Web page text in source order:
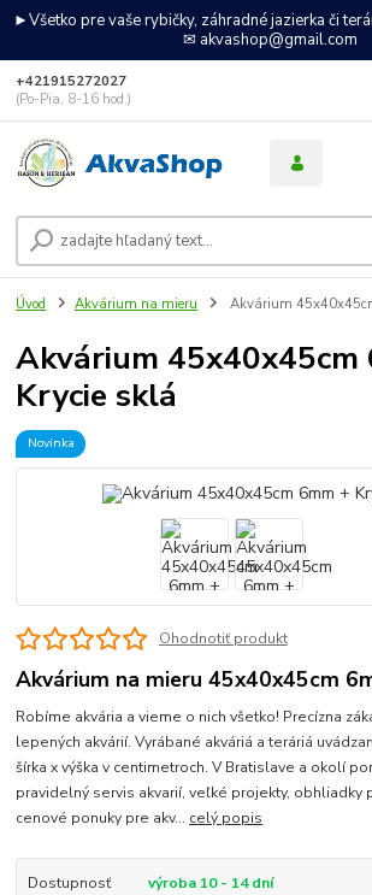
►Všetko pre vaše rybičky, záhradné jazierka či
✉ akvashop@gmail.com
+421915272027
(Po-Pia, 8-16 hod.)
Úvod Akvárium na mieru Akvárium
Akvárium 45x40x45cm
Krycie sklá
Novinka
Ohodnotiť produkt
Akvárium na mieru 45x40x45cm
Robíme akvária a vieme o nich všetko! Precízna
lepených akvárií. Vyrábané akváriá a teráriá
šírka x výška v centimetroch. V Bratislave a okolí
pravidelný servis akvarií, veľké projekty, obhliadky
cenové ponuky pre akv... celý popis
Dostupnosť
výroba 10 - 14 dní